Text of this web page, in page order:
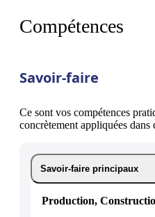
Compétences
Savoir-faire
Ce sont vos compétences
concrètement appliquées
Savoir-faire principaux
Production,